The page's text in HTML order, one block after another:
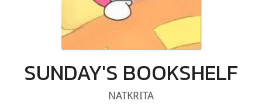
SUNDAY'S BOOKSHELF
NATKRITA